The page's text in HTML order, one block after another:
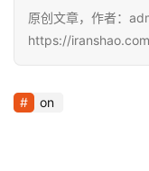
原创文章，作者：
https://
on